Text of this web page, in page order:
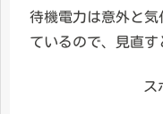
待機電力は意外と気
ているので、見直す
ス